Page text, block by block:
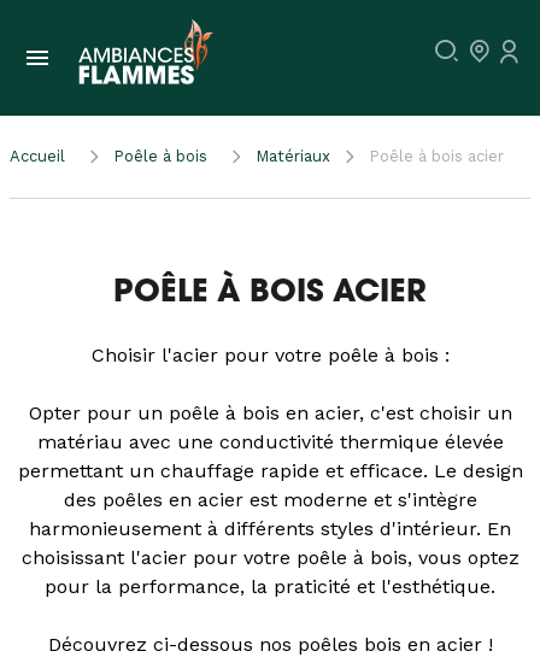
Accueil Poêle à bois Matériaux Poêle à bois acier
POÊLE À BOIS ACIER
Choisir l'acier pour votre poêle à bois :
Opter pour un poêle à bois en acier, c'est choisir un
matériau avec une conductivité thermique élevée
permettant un chauffage rapide et efficace. Le design
des poêles en acier est moderne et s'intègre
harmonieusement à différents styles d'intérieur. En
choisissant l'acier pour votre poêle à bois, vous optez
pour la performance, la praticité et l'esthétique.
Découvrez ci-dessous nos poêles bois en acier !